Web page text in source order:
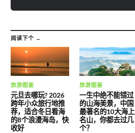
阅读下个 →
旅游图鉴
元旦去哪玩? 2026
跨年小众旅行地推
荐，适合冬日看海
的8个浪漫海岛，快
收好
旅游图鉴
一生中绝不能错过
的山海美景，中国
最著名的10大海上
名山，你都去过几
个？